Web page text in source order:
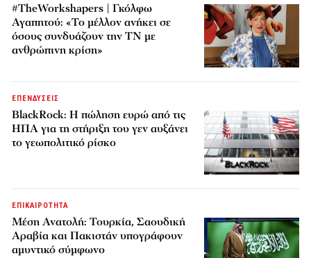
#TheWorkshapers | Γκόλφω
Αγαπητού: «Το μέλλον ανήκει σε
όσους συνδυάζουν την ΤΝ με
ανθρώπινη κρίση»
ΕΠΕΝΔΥΣΕΙΣ
BlackRock: Η πώληση ευρώ από τις
ΗΠΑ για τη στήριξη του γεν αυξάνει
το γεωπολιτικό ρίσκο
ΕΠΙΚΑΙΡΟΤΗΤΑ
Μέση Ανατολή: Τουρκία, Σαουδική
Αραβία και Πακιστάν υπογράφουν
αμυντικό σύμφωνο